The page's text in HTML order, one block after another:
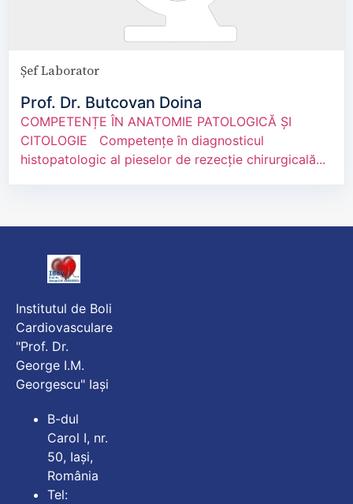
Șef Laborator
Prof. Dr. Butcovan Doina
COMPETENȚE ÎN ANATOMIE PATOLOGICĂ ȘI
CITOLOGIE Competențe în diagnosticul
histopatologic al pieselor de rezecție chirurgicală...
Institutul de Boli
Cardiovasculare
"Prof. Dr.
George I.M.
Georgescu" Iași
B-dul
Carol I, nr.
50, Iași,
România
Tel: